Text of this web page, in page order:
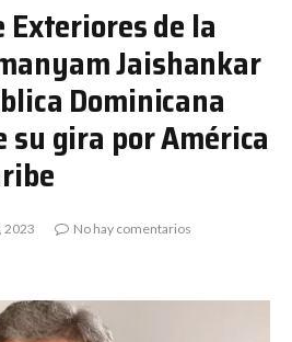
de la
Jaishankar
Dominicana
su gira por América
2023
No hay comentarios